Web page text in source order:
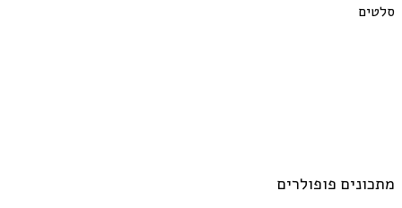
סלטים
מתכונים פופולרים